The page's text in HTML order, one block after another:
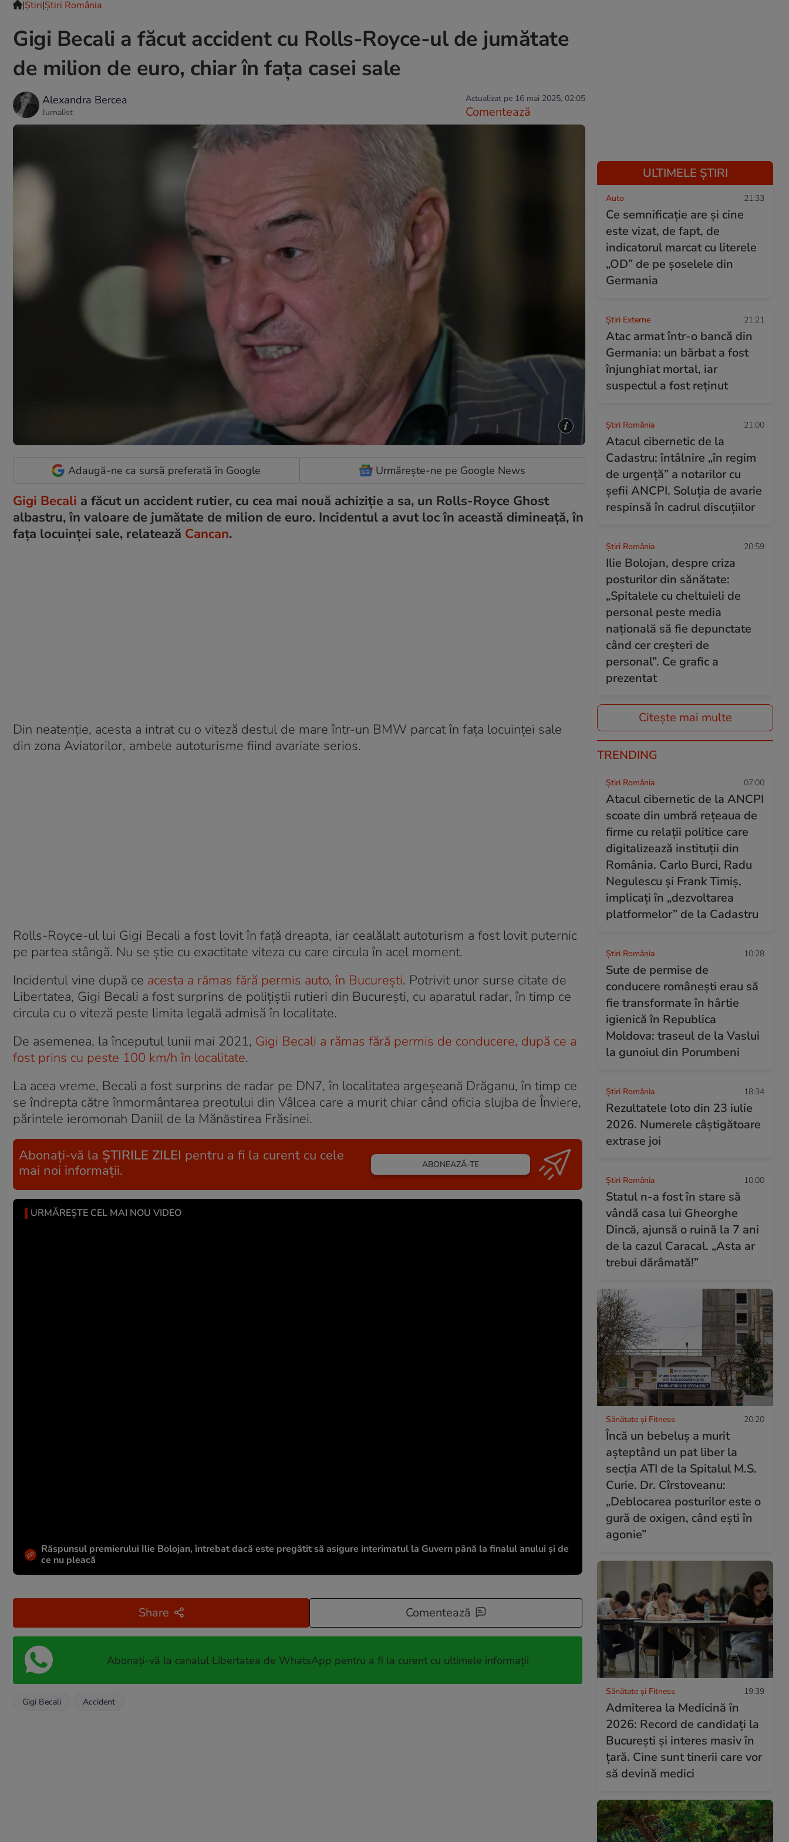
|Ştiri|Știri România
Gigi Becali a făcut accident cu Rolls-Royce-ul de jumătate
de milion de euro, chiar în fața casei sale
Alexandra Bercea
Jurnalist
Actualizat pe 16 mai 2025, 02:05
Comentează
Adaugă-ne ca sursă preferată în Google Urmărește-ne pe Google News
Gigi Becali a făcut un accident rutier, cu cea mai nouă achiziție a sa, un Rolls-Royce Ghost
albastru, în valoare de jumătate de milion de euro. Incidentul a avut loc în această dimineață, în
fața locuinței sale, relatează Cancan.
Din neatenție, acesta a intrat cu o viteză destul de mare într-un BMW parcat în fața locuinței sale
din zona Aviatorilor, ambele autoturisme fiind avariate serios.
Rolls-Royce-ul lui Gigi Becali a fost lovit în față dreapta, iar cealălalt autoturism a fost lovit puternic
pe partea stângă. Nu se știe cu exactitate viteza cu care circula în acel moment.
Incidentul vine după ce acesta a rămas fără permis auto, în București. Potrivit unor surse citate de
Libertatea, Gigi Becali a fost surprins de polițiștii rutieri din București, cu aparatul radar, în timp ce
circula cu o viteză peste limita legală admisă în localitate.
De asemenea, la începutul lunii mai 2021, Gigi Becali a rămas fără permis de conducere, după ce a
fost prins cu peste 100 km/h în localitate.
La acea vreme, Becali a fost surprins de radar pe DN7, în localitatea argeșeană Drăganu, în timp ce
se îndrepta către înmormântarea preotului din Vâlcea care a murit chiar când oficia slujba de Înviere,
părintele ieromonah Daniil de la Mănăstirea Frăsinei.
Abonați-vă la ȘTIRILE ZILEI pentru a fi la curent cu cele
mai noi informații.
ABONEAZĂ-TE
URMĂREȘTE CEL MAI NOU VIDEO
Răspunsul premierului Ilie Bolojan, întrebat dacă este pregătit să asigure interimatul la Guvern până la finalul anului și de
ce nu pleacă
Share Comentează
Abonați-vă la canalul Libertatea de WhatsApp pentru a fi la curent cu ultimele informații
Gigi Becali Accident
ULTIMELE ȘTIRI
Auto 21:33
Ce semnificație are și cine
este vizat, de fapt, de
indicatorul marcat cu literele
„OD” de pe șoselele din
Germania
Știri Externe 21:21
Atac armat într-o bancă din
Germania: un bărbat a fost
înjunghiat mortal, iar
suspectul a fost reținut
Știri România 21:00
Atacul cibernetic de la
Cadastru: întâlnire „în regim
de urgență” a notarilor cu
șefii ANCPI. Soluția de avarie
respinsă în cadrul discuțiilor
Știri România 20:59
Ilie Bolojan, despre criza
posturilor din sănătate:
„Spitalele cu cheltuieli de
personal peste media
națională să fie depunctate
când cer creșteri de
personal”. Ce grafic a
prezentat
Citește mai multe
TRENDING
Știri România 07:00
Atacul cibernetic de la ANCPI
scoate din umbră rețeaua de
firme cu relații politice care
digitalizează instituții din
România. Carlo Burci, Radu
Negulescu și Frank Timiș,
implicați în „dezvoltarea
platformelor” de la Cadastru
Știri România 10:28
Sute de permise de
conducere românești erau să
fie transformate în hârtie
igienică în Republica
Moldova: traseul de la Vaslui
la gunoiul din Porumbeni
Știri România 18:34
Rezultatele loto din 23 iulie
2026. Numerele câștigătoare
extrase joi
Știri România 10:00
Statul n-a fost în stare să
vândă casa lui Gheorghe
Dincă, ajunsă o ruină la 7 ani
de la cazul Caracal. „Asta ar
trebui dărâmată!”
Sănătate și Fitness 20:20
Încă un bebeluș a murit
așteptând un pat liber la
secția ATI de la Spitalul M.S.
Curie. Dr. Cîrstoveanu:
„Deblocarea posturilor este o
gură de oxigen, când ești în
agonie”
Sănătate și Fitness 19:39
Admiterea la Medicină în
2026: Record de candidați la
București și interes masiv în
țară. Cine sunt tinerii care vor
să devină medici